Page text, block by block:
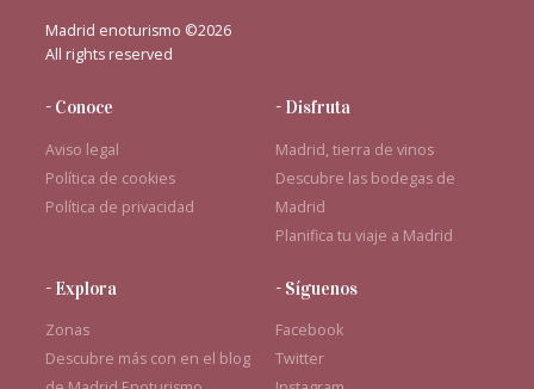
Madrid enoturismo ©2026
All rights reserved
- Conoce
Aviso legal
Política de cookies
Política de privacidad
- Disfruta
Madrid, tierra de vinos
Descubre las bodegas de
Madrid
Planifica tu viaje a Madrid
- Explora
Zonas
Descubre más con en el blog
- Síguenos
Facebook
Twitter